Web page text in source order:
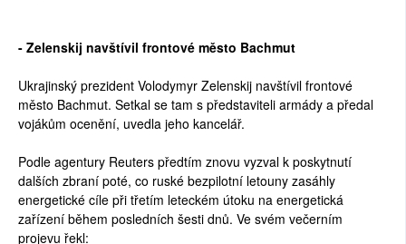
- Zelenskij navštívil frontové město Bachmut
Ukrajinský prezident Volodymyr Zelenskij navštívil frontové
město Bachmut. Setkal se tam s představiteli armády a předal
vojákům ocenění, uvedla jeho kancelář.
Podle agentury Reuters předtím znovu vyzval k poskytnutí
dalších zbraní poté, co ruské bezpilotní letouny zasáhly
energetické cíle při třetím leteckém útoku na energetická
zařízení během posledních šesti dnů. Ve svém večerním
projevu řekl: